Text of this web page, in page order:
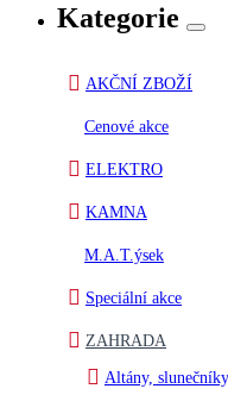
Kategorie
AKČNÍ ZBOŽÍ
Cenové akce
ELEKTRO
KAMNA
M.A.T.ýsek
Speciální akce
ZAHRADA
Altány,